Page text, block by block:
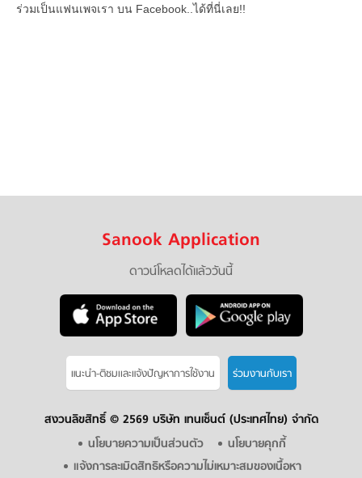
ร่วมเป็นแฟนเพจเรา บน Facebook..ได้ที่นี่เลย!!
Sanook Application
ดาวน์โหลดได้แล้ววันนี้
แนะนำ-ติชมเเละแจ้งปัญหาการใช้งาน ร่วมงานกับเรา
สงวนลิขสิทธิ์ © 2569 บริษัท เทนเซ็นต์ (ประเทศไทย) จำกัด
นโยบายความเป็นส่วนตัว
นโยบายคุกกี้
แจ้งการละเมิดสิทธิหรือความไม่เหมาะสมของเนื้อหา